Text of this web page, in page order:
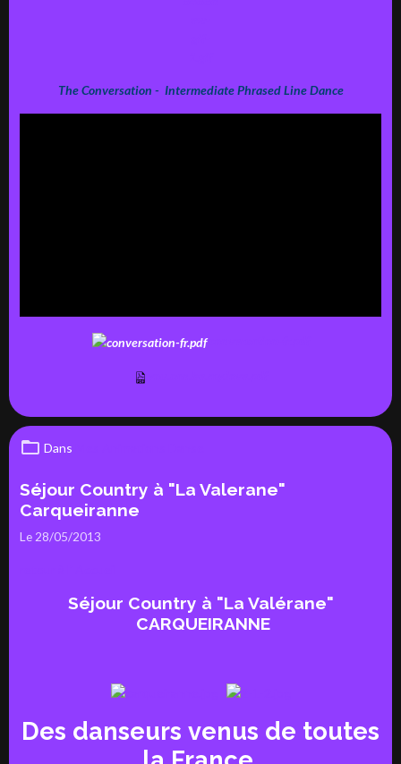
The Conversation - Intermediate Phrased Line Dance
Dans
Séjour Country à "La Valerane"
Carqueiranne
Le 28/05/2013
Séjour Country à "La Valérane"
CARQUEIRANNE
Des danseurs venus de toutes